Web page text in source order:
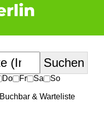
Do Fr Sa
So
Buchbar & Warteliste